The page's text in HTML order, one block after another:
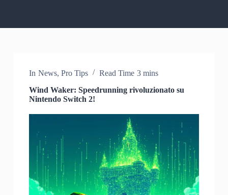
In News, Pro Tips Read Time 3 mins
Wind Waker: Speedrunning rivoluzionato su
Nintendo Switch 2!